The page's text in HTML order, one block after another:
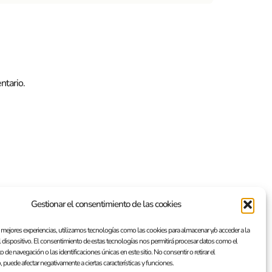
Gestionar el consentimiento de las cookies
experiencias, utilizamos tecnologías como las cookies para almacenar y/o acceder a la
El consentimiento de estas tecnologías nos permitirá procesar datos como el
de navegación o las identificaciones únicas en este sitio. No consentir o retirar el
afectar negativamente a ciertas características y funciones.